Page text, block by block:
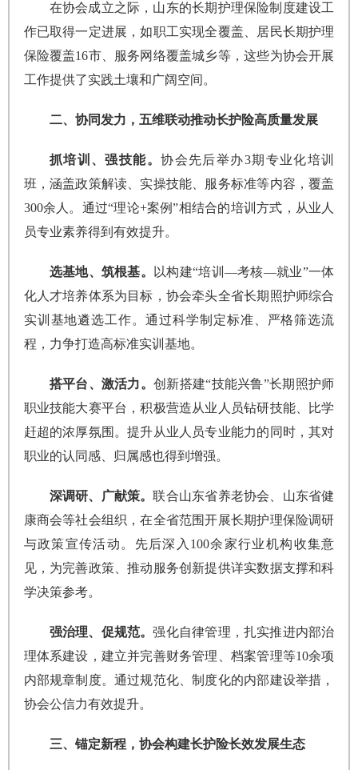
在协会成立之际，山东的长期护理保险制度建设工
作已取得一定进展，如职工实现全覆盖、居民长期护理
保险覆盖16市、服务网络覆盖城乡等，这些为协会开展
工作提供了实践土壤和广阔空间。
二、协同发力，五维联动推动长护险高质量发展
抓培训、强技能。协会先后举办3期专业化培训
班，涵盖政策解读、实操技能、服务标准等内容，覆盖
300余人。通过“理论+案例”相结合的培训方式，从业人
员专业素养得到有效提升。
选基地、筑根基。
以构建“培训—考核—就业”一体
化人才培养体系为目标，协会牵头全省长期照护师综合
实训基地遴选工作。通过科学制定标准、严格筛选流
程，力争打造高标准实训基地。
搭平台、激活力。创新搭建“技能兴鲁”长期照护师
职业技能大赛平台，积极营造从业人员钻研技能、比学
赶超的浓厚氛围。提升从业人员专业能力的同时，其对
职业的认同感、归属感也得到增强。
深调研、广献策。联合山东省养老协会、山东省健
康商会等社会组织，在全省范围开展长期护理保险调研
与政策宣传活动。先后深入100余家行业机构收集意
见，为完善政策、推动服务创新提供详实数据支撑和科
学决策参考。
强治理、促规范。强化自律管理，扎实推进内部治
理体系建设，建立并完善财务管理、档案管理等10余项
内部规章制度。通过规范化、制度化的内部建设举措，
协会公信力有效提升。
三、锚定新程，协会构建长护险长效发展生态